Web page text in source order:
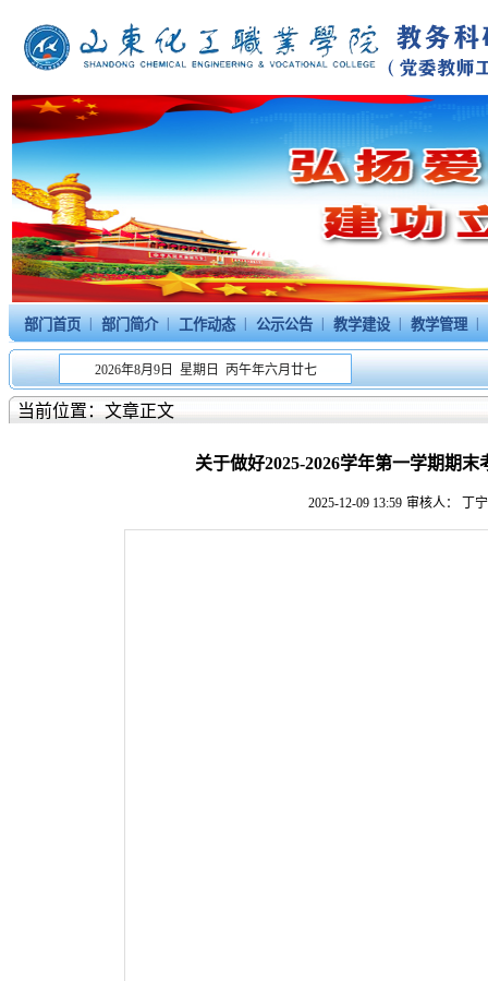
部门首页 | 部门简介 | 工作动态 | 公示公告 | 教学建设 | 教学管理 |
2026年8月9日 星期日 丙午年六月廿七
当前位置：文章正文
关于做好2025-2026学年第一学期期末
2025-12-09 13:59 审核人： 丁宁